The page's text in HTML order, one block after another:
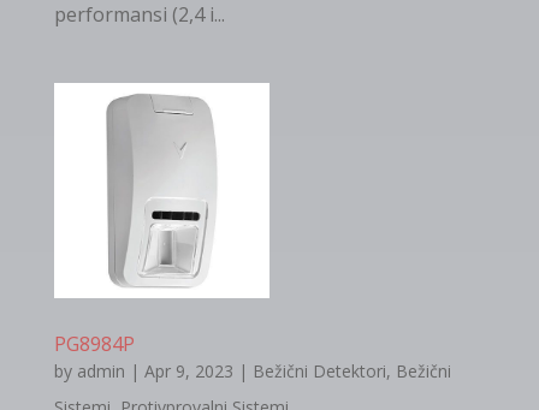
performansi (2,4 i...
PG8984P
by admin | Apr 9, 2023 | Bežični Detektori, Bežični